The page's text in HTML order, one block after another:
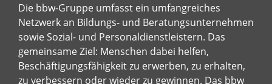
Die bbw-Gruppe umfasst ein umfangreiches
Netzwerk an Bildungs- und Beratungsunternehmen
sowie Sozial- und Personaldienstleistern. Das
gemeinsame Ziel: Menschen dabei helfen,
Beschäftigungsfähigkeit zu erwerben, zu erhalten,
zu verbessern oder wieder zu gewinnen. Das bbw